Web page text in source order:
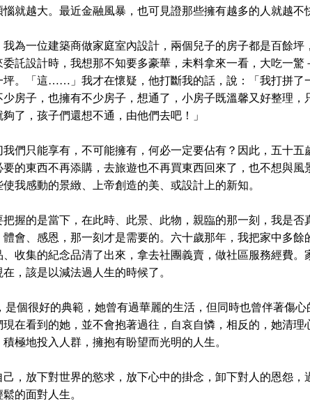
就越大。最近金融風暴，也可見證那些擁有越多的人就越不
我為一位建築商做家庭室內設計，兩個兒子的房子都是百餘坪
委託設計時，我想那不知要多豪華，未料拿來一看，大吃一驚
坪。「這……」我才在懷疑，他打斷我的話，說：「我打拼了
少房子，也擁有不少房子，想通了，小房子既溫馨又好整理，
了，孩子們還想不通，由他們去吧！」
我們只能享有，不可能擁有，何必一定要佔有？因此，五十五
要的東西不再添購，去旅遊也不再買東西回來了，也不想與風
我感動的景緻、上帝創造的美、或設計上的新知。
把握的是當下，在此時、此景、此物，親臨的那一刻，我是否
體會、感恩，那一刻才是需要的。六十歲那年，我把家中多餘
、收集的紀念品清了出來，拿去社團義賣，做社區服務經費。
，該是以減法過人生的時候了。
是個很好的典範，她曾有過華麗的生活，但同時也曾伴著傷心
在看到的她，並不會抱著過往，自哀自憐，相反的，她清理
極地投入人群，擁抱有盼望而光明的人生。
己，放下對世界的慾求，放下心中的掛念，卸下對人的恩怨，
的面對人生。